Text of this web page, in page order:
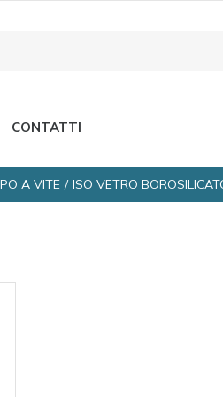
CONTATTI
A VITE ISO VETRO